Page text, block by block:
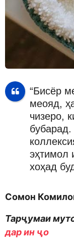
“Бисёр
меояд,
чизеро,
эҳтимол
хоҳад
Сомон
Тарҷумаи
дар ин ҷо